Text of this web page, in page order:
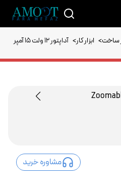
ساخت> ابزار کار> آداپتور 12 ولت 15 آمپر
مشاوره خرید